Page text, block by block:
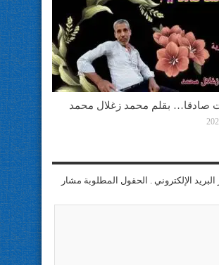
صادقا… بقلم محمد زغلال محمد
الإلكتروني . الحقول المطلوبة مشار